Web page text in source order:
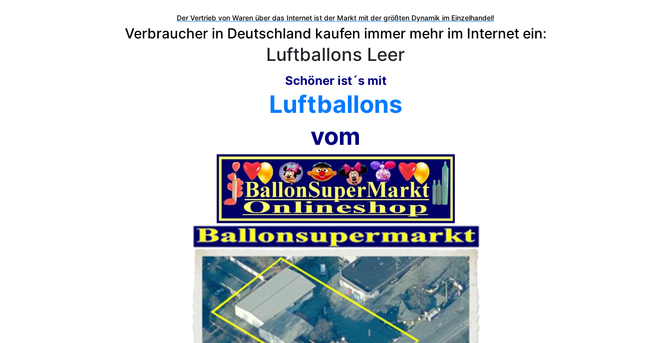
Der Vertrieb von Waren über das Internet ist der Markt mit der größten Dynamik im Einzelhandel!
Verbraucher in Deutschland kaufen immer mehr im Internet ein:
Luftballons Leer
Schöner ist´s mit
Luftballons
vom